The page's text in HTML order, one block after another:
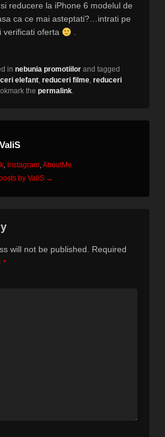
reducere la iPhone 6 modelul de
ca ce mai asteptati?…intrati pe
verificati oferta
in nebunia promotiilor and tagged
elefant, reduceri filme, reduceri
the permalink.
, Instagram,AboutMe
by ValiS →
will not be published.
Required
*